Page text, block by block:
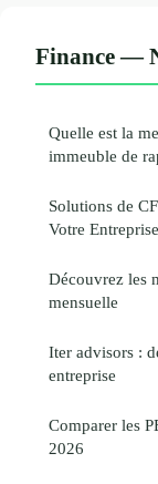
Finance —
Quelle est la
immeuble de
Solutions de
Votre Entreprise
Découvrez les
mensuelle
Iter advisors :
entreprise
Comparer les
2026